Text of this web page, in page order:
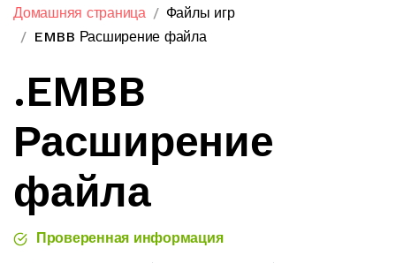
Домашняя страница
Файлы игр
EMBB Расширение файла
.EMBB
Расширение
файла
Проверенная информация